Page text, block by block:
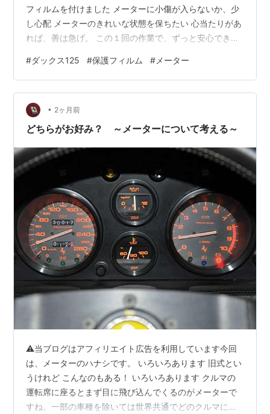
フィルムを付けました メーターに小傷が入らないか、少
し心配 メーターのきれいな状態を保ちたい 心当たりがあ
れば、善は急げ。 この１回の作業で、ずっと安心できま
しければご覧ください
#ダックス125 #保護フィルム # メーター
• 2ヶ月前
どちらがお好み？ ～メーターについて考える～
⚠当ブログはアフィリエイト広告を利用しています今回
は、メーターのハナシです。 いろいろあります 旧式とい
うけれど こんなのもある！ いろいろあります クルマの
運転席に座るとまず目に飛び込んでくるのがメーターで
すね。一部の車種を除いては世界共通でどのクルマにも